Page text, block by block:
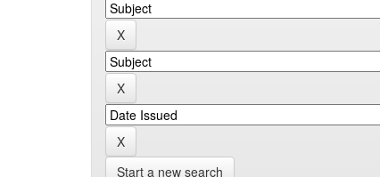
Start a new search